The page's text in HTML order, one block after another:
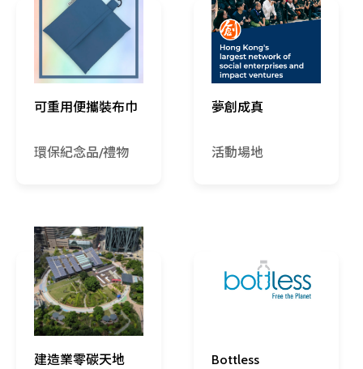
可重用便攜裝布巾
環保紀念品/禮物
夢創成真
活動場地
建造業零碳天地 Bottless